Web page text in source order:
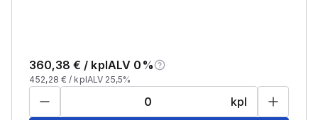
360,38 € / kplALV 0%
452,28 € / kplALV 25,5%
kpl